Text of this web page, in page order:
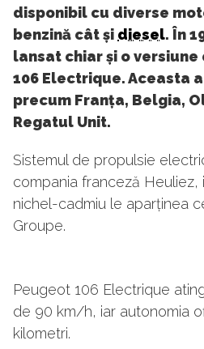
disponibil cu diverse
benzină cât și diesel. În
lansat chiar și o
106 Electrique. Aceasta
precum Franța, Belgia,
Regatul Unit.
Sistemul de propulsie
compania franceză
nichel-cadmiu le aparținea
Groupe.
Peugeot 106 Electrique
de 90 km/h, iar autonomia
kilometri.